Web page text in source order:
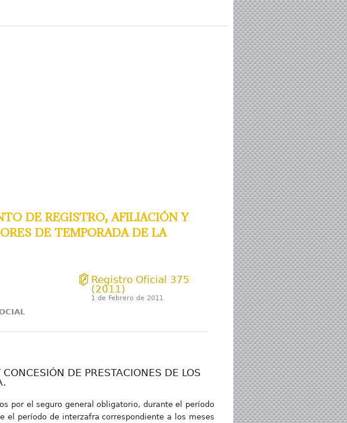
de registro, afiliación y
de temporada de la
Registro Oficial 375
(2011)
1 de Febrero de 2011
DE PRESTACIONES DE LOS
por el seguro general obligatorio, durante el período
el período de interzafra correspondiente a los meses